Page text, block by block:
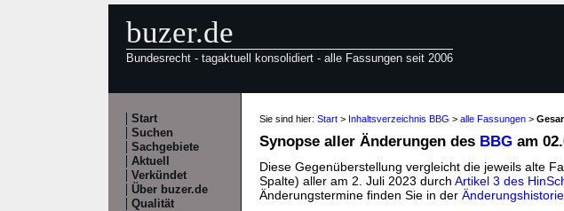
buzer.de
Bundesrecht - tagaktuell konsolidiert - alle Fassungen seit 2006
Start
Suchen
Sachgebiete
Aktuell
Verkündet
Über buzer.de
Qualität
Sie sind hier: Start > Inhaltsverzeichnis BBG > alle Fassungen >
Synopse aller Änderungen des BBG am
Diese Gegenüberstellung vergleicht die jeweils alte
Spalte) aller am 2. Juli 2023 durch Artikel 3 des
Änderungstermine finden Sie in der